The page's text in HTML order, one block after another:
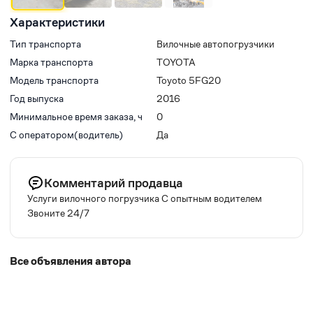
Характеристики
Тип транспорта
Вилочные автопогрузчики
Марка транспорта
TOYOTA
Модель транспорта
Toyoto 5FG20
Год выпуска
2016
Минимальное время заказа, ч
0
С оператором(водитель)
Да
Комментарий продавца
Услуги вилочного погрузчика С опытным водителем
Звоните 24/7
Все объявления автора